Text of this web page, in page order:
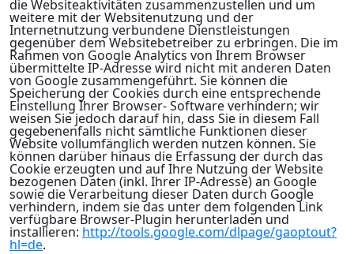
die Websiteaktivitäten zusammenzustellen und um
weitere mit der Websitenutzung und der
Internetnutzung verbundene Dienstleistungen
gegenüber dem Websitebetreiber zu erbringen. Die im
Rahmen von Google Analytics von Ihrem Browser
übermittelte IP-Adresse wird nicht mit anderen Daten
von Google zusammengeführt. Sie können die
Speicherung der Cookies durch eine entsprechende
Einstellung Ihrer Browser- Software verhindern; wir
weisen Sie jedoch darauf hin, dass Sie in diesem Fall
gegebenenfalls nicht sämtliche Funktionen dieser
Website vollumfänglich werden nutzen können. Sie
können darüber hinaus die Erfassung der durch das
Cookie erzeugten und auf Ihre Nutzung der Website
bezogenen Daten (inkl. Ihrer IP-Adresse) an Google
sowie die Verarbeitung dieser Daten durch Google
verhindern, indem sie das unter dem folgenden Link
verfügbare Browser-Plugin herunterladen und
installieren: http://tools.google.com/dlpage/gaoptout?
hl=de.